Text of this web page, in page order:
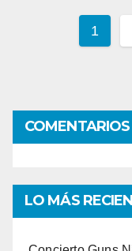
1
COMENTARIOS
LO MÁS